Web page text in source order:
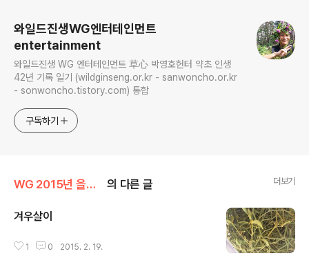
와일드진생WG엔터테인먼트
entertainment
와일드진생 WG 엔터테인먼트 草心 박영호헌터 약초 인생
42년 기록 일기 (wildginseng.or.kr - sanwoncho.or.kr
- sonwoncho.tistory.com) 통합
구독하기
WG 2015년 을미년 기록 의 다른 글 더보기
겨우살이
1 0 2015. 2. 19.